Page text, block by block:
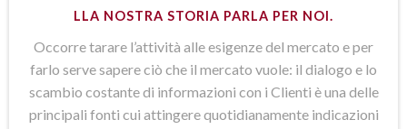
LLA NOSTRA STORIA PARLA PER NOI.
Occorre tarare l’attività alle esigenze del mercato e per
farlo serve sapere ciò che il mercato vuole: il dialogo e lo
scambio costante di informazioni con i Clienti è una delle
principali fonti cui attingere quotidianamente indicazioni